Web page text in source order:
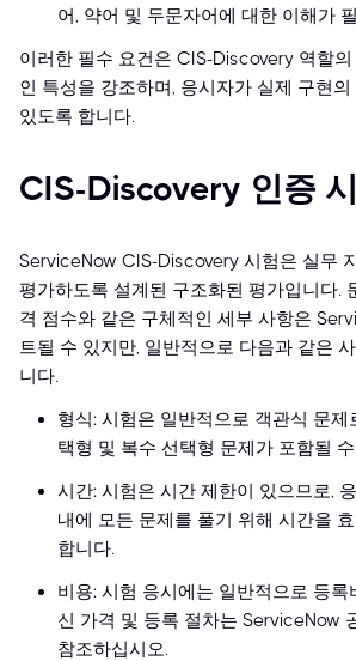
어, 약어 및 두문자어에 대한 이해가
이러한 필수 요건은 CIS-Discovery 역할
인 특성을 강조하며, 응시자가 실제 구현
있도록 합니다.
CIS-Discovery 인증
ServiceNow CIS-Discovery 시험은 실무
평가하도록 설계된 구조화된 평가입니다.
격 점수와 같은 구체적인 세부 사항은
트될 수 있지만, 일반적으로 다음과 같은
니다.
형식: 시험은 일반적으로 객관식 문제
택형 및 복수 선택형 문제가 포함될
시간: 시험은 시간 제한이 있으므로,
내에 모든 문제를 풀기 위해 시간을
합니다.
비용: 시험 응시에는 일반적으로 등록
신 가격 및 등록 절차는 ServiceNow
참조하십시오.